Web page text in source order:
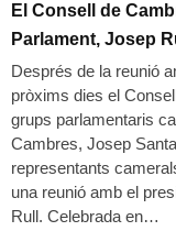
El Consell de
Parlament, Josep
Després de la reunió
pròxims dies el
grups parlamentaris
Cambres, Josep
representants
una reunió amb el
Rull. Celebrada en…